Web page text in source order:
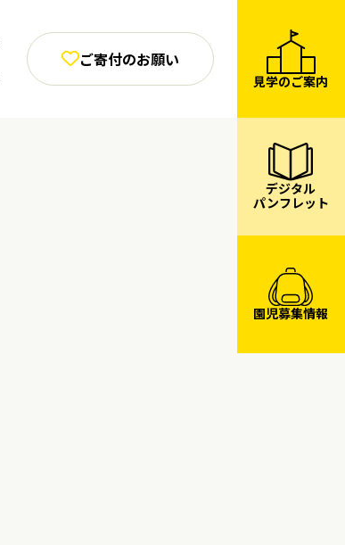
ご寄付のお願い
見学のご案内
デジタル
パンフレット
園児募集情報